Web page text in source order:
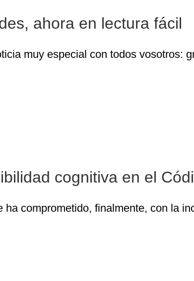
ahora en lectura fácil
muy especial con todos vosotros:
cognitiva en el
comprometido, finalmente, con la